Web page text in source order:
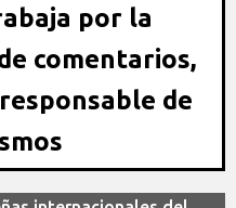
por la
comentarios,
de